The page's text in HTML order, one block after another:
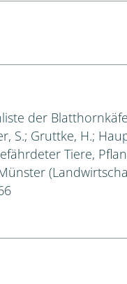
der
S.; Gruttke, H.;
Tiere,